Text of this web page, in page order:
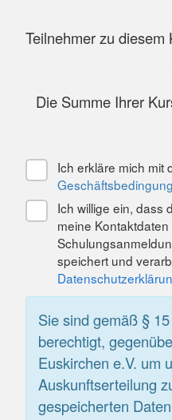
Teilnehmer zu diesem
Die Summe Ihrer
Ich erkläre mich mit
Ich willige ein, dass
meine
speichert und
Sie sind gemäß §
berechtigt,
Euskirchen e.V. um
Auskunftserteilung
gespeicherten